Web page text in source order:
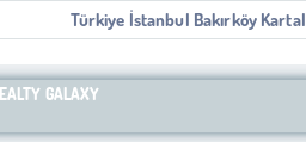
Türkiye İstanbul Bakırköy
GALAXY